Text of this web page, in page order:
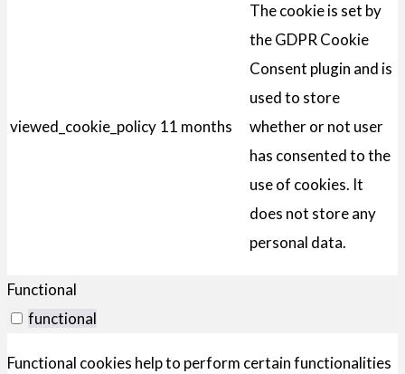
viewed_cookie_policy 11 months
The cookie is set by
the GDPR Cookie
Consent plugin and is
used to store
whether or not user
has consented to the
use of cookies. It
does not store any
personal data.
Functional
functional
Functional cookies help to perform certain functionalities